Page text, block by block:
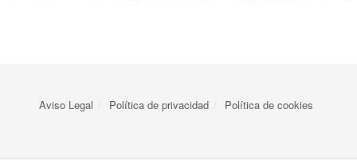
Aviso Legal Política de privacidad Política de cookies